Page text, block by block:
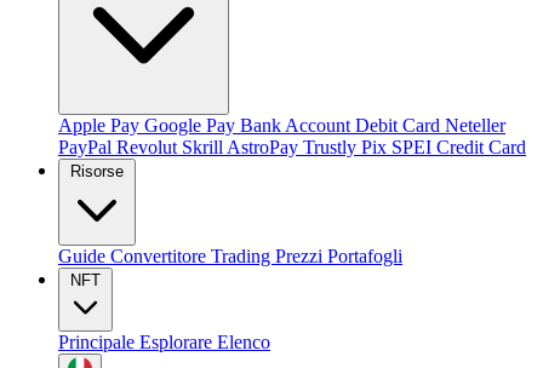
Apple Pay Google Pay Bank Account Debit Card Neteller
PayPal Revolut Skrill AstroPay Trustly Pix SPEI Credit Card
Risorse
Guide Convertitore Trading Prezzi Portafogli
NFT
Principale Esplorare Elenco